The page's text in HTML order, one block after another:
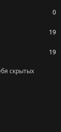
0
19
19
скрытых